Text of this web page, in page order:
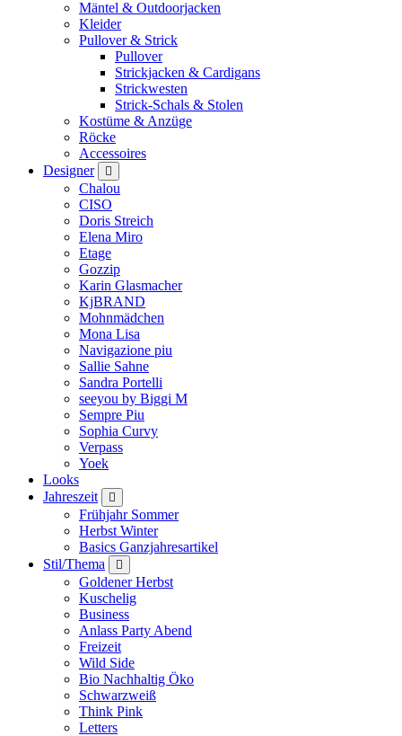
Mäntel & Outdoorjacken
Kleider
Pullover & Strick
Pullover
Strickjacken & Cardigans
Strickwesten
Strick-Schals & Stolen
Kostüme & Anzüge
Röcke
Accessoires
Designer
Chalou
CISO
Doris Streich
Elena Miro
Etage
Gozzip
Karin Glasmacher
KjBRAND
Mohnmädchen
Mona Lisa
Navigazione piu
Sallie Sahne
Sandra Portelli
seeyou by Biggi M
Sempre Piu
Sophia Curvy
Verpass
Yoek
Looks
Jahreszeit
Frühjahr Sommer
Herbst Winter
Basics Ganzjahresartikel
Stil/Thema
Goldener Herbst
Kuschelig
Business
Anlass Party Abend
Freizeit
Wild Side
Bio Nachhaltig Öko
Schwarzweiß
Think Pink
Letters